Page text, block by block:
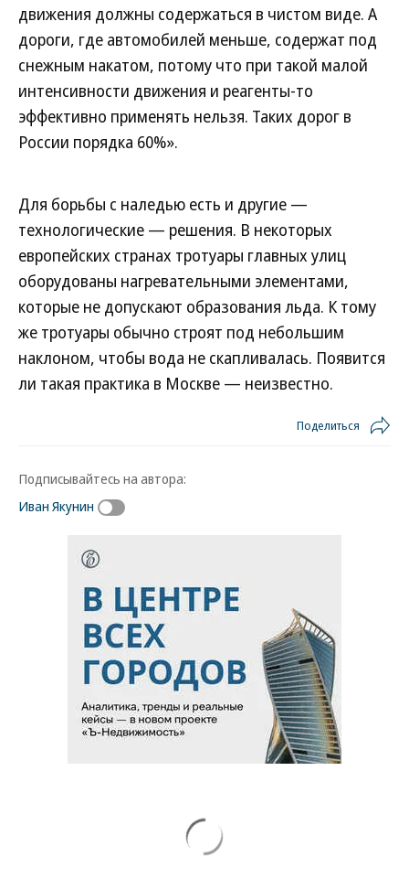
движения должны содержаться в чистом виде. А
дороги, где автомобилей меньше, содержат под
снежным накатом, потому что при такой малой
интенсивности движения и реагенты-то
эффективно применять нельзя. Таких дорог в
России порядка 60%».
Для борьбы с наледью есть и другие —
технологические — решения. В некоторых
европейских странах тротуары главных улиц
оборудованы нагревательными элементами,
которые не допускают образования льда. К тому
же тротуары обычно строят под небольшим
наклоном, чтобы вода не скапливалась. Появится
ли такая практика в Москве — неизвестно.
Поделиться
Подписывайтесь на автора:
Иван Якунин